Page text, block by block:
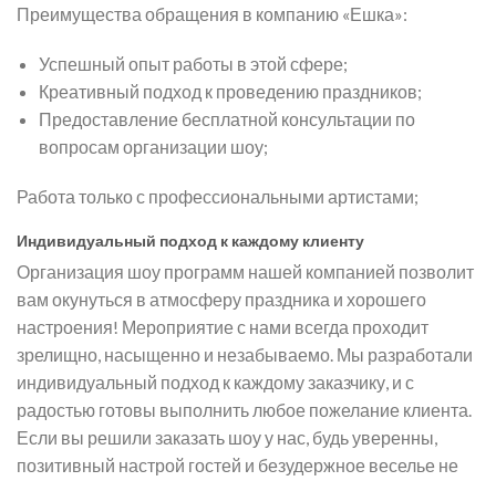
Преимущества обращения в компанию «Ешка»:
Успешный опыт работы в этой сфере;
Креативный подход к проведению праздников;
Предоставление бесплатной консультации по
вопросам организации шоу;
Работа только с профессиональными артистами;
Индивидуальный подход к каждому клиенту
Организация шоу программ нашей компанией позволит
вам окунуться в атмосферу праздника и хорошего
настроения! Мероприятие с нами всегда проходит
зрелищно, насыщенно и незабываемо. Мы разработали
индивидуальный подход к каждому заказчику, и с
радостью готовы выполнить любое пожелание клиента.
Если вы решили заказать шоу у нас, будь уверенны,
позитивный настрой гостей и безудержное веселье не